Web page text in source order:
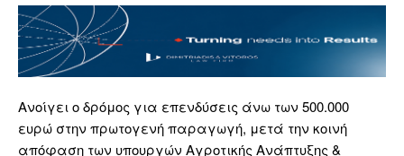
Ανοίγει ο δρόμος για επενδύσεις άνω των 500.000
ευρώ στην πρωτογενή παραγωγή, μετά την κοινή
απόφαση των υπουργών Αγροτικής Ανάπτυξης &